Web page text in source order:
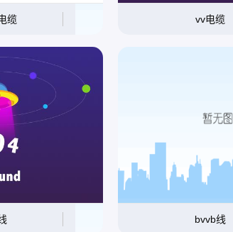
缆 vv电缆
bvvb线